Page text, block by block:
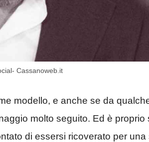
Cassanoweb.it
modello, e anche se da
molto seguito. Ed è proprio
di essersi ricoverato per